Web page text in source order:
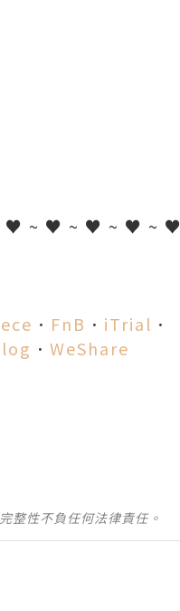
~ ♥ ~ ♥ ~ ♥ ~ ♥
． FnB ． iTrial ．
． WeShare
整性不負任何法律責任。